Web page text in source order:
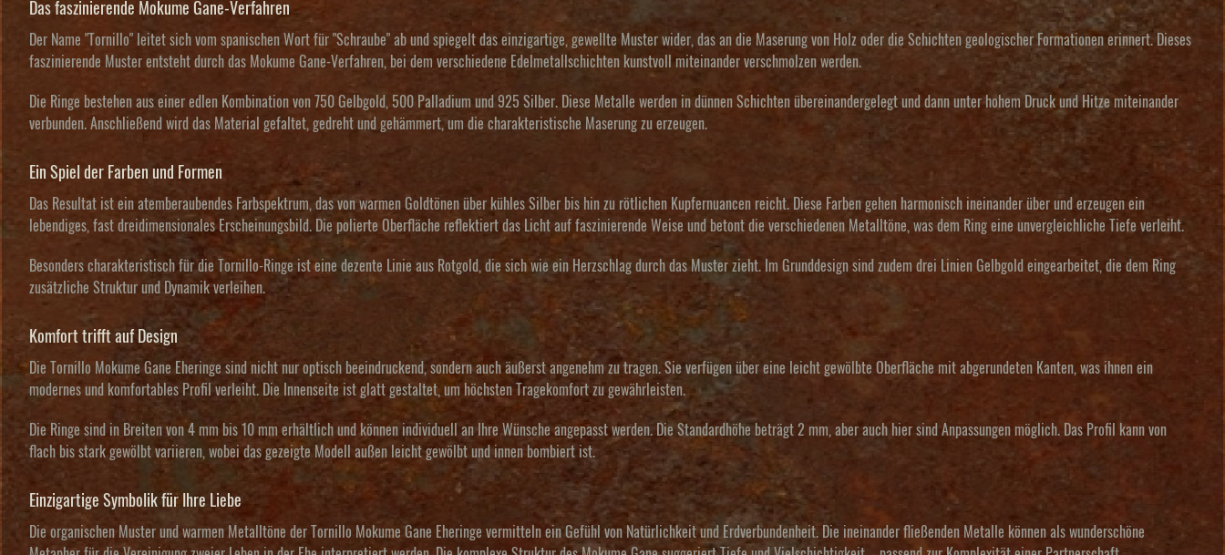
Das faszinierende Mokume Gane-Verfahren
Der Name "Tornillo" leitet sich vom spanischen Wort für "Schraube" ab und spiegelt das einzigartige, gewellte Muster wider, das an die Maserung von Holz oder die Schichten geologischer Formationen erinnert. Dieses
faszinierende Muster entsteht durch das Mokume Gane-Verfahren, bei dem verschiedene Edelmetallschichten kunstvoll miteinander verschmolzen werden.
Die Ringe bestehen aus einer edlen Kombination von 750 Gelbgold, 500 Palladium und 925 Silber. Diese Metalle werden in dünnen Schichten übereinandergelegt und dann unter hohem Druck und Hitze miteinander
verbunden. Anschließend wird das Material gefaltet, gedreht und gehämmert, um die charakteristische Maserung zu erzeugen.
Ein Spiel der Farben und Formen
Das Resultat ist ein atemberaubendes Farbspektrum, das von warmen Goldtönen über kühles Silber bis hin zu rötlichen Kupfernuancen reicht. Diese Farben gehen harmonisch ineinander über und erzeugen ein
lebendiges, fast dreidimensionales Erscheinungsbild. Die polierte Oberfläche reflektiert das Licht auf faszinierende Weise und betont die verschiedenen Metalltöne, was dem Ring eine unvergleichliche Tiefe verleiht.
Besonders charakteristisch für die Tornillo-Ringe ist eine dezente Linie aus Rotgold, die sich wie ein Herzschlag durch das Muster zieht. Im Grunddesign sind zudem drei Linien Gelbgold eingearbeitet, die dem Ring
zusätzliche Struktur und Dynamik verleihen.
Komfort trifft auf Design
Die Tornillo Mokume Gane Eheringe sind nicht nur optisch beeindruckend, sondern auch äußerst angenehm zu tragen. Sie verfügen über eine leicht gewölbte Oberfläche mit abgerundeten Kanten, was ihnen ein
modernes und komfortables Profil verleiht. Die Innenseite ist glatt gestaltet, um höchsten Tragekomfort zu gewährleisten.
Die Ringe sind in Breiten von 4 mm bis 10 mm erhältlich und können individuell an Ihre Wünsche angepasst werden. Die Standardhöhe beträgt 2 mm, aber auch hier sind Anpassungen möglich. Das Profil kann von
flach bis stark gewölbt variieren, wobei das gezeigte Modell außen leicht gewölbt und innen bombiert ist.
Einzigartige Symbolik für Ihre Liebe
Die organischen Muster und warmen Metalltöne der Tornillo Mokume Gane Eheringe vermitteln ein Gefühl von Natürlichkeit und Erdverbundenheit. Die ineinander fließenden Metalle können als wunderschöne